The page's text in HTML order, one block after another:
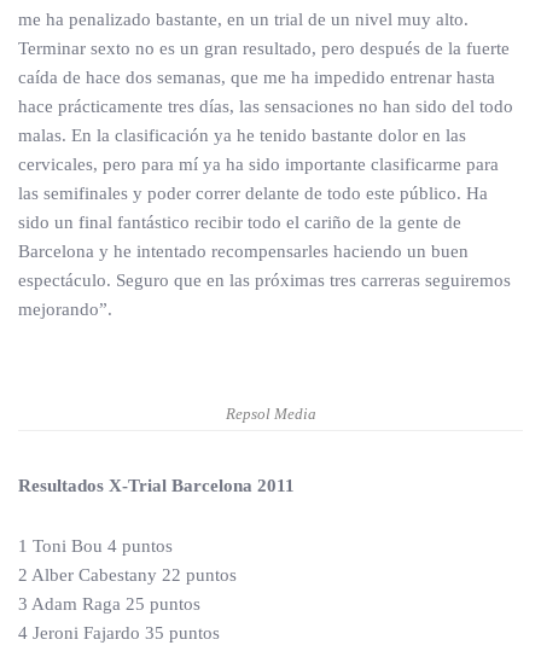
me ha penalizado bastante, en un trial de un nivel muy alto.
Terminar sexto no es un gran resultado, pero después de la fuerte
caída de hace dos semanas, que me ha impedido entrenar hasta
hace prácticamente tres días, las sensaciones no han sido del todo
malas. En la clasificación ya he tenido bastante dolor en las
cervicales, pero para mí ya ha sido importante clasificarme para
las semifinales y poder correr delante de todo este público. Ha
sido un final fantástico recibir todo el cariño de la gente de
Barcelona y he intentado recompensarles haciendo un buen
espectáculo. Seguro que en las próximas tres carreras seguiremos
mejorando”.
Repsol Media
Resultados X-Trial Barcelona 2011
1 Toni Bou 4 puntos
2 Alber Cabestany 22 puntos
3 Adam Raga 25 puntos
4 Jeroni Fajardo 35 puntos